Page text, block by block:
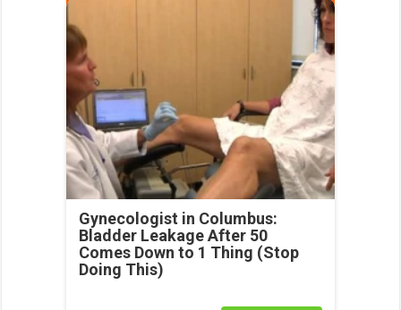
Gynecologist in Columbus:
Bladder Leakage After 50
Comes Down to 1 Thing (Stop
Doing This)